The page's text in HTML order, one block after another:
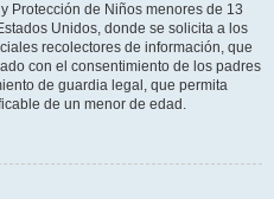
Protección de Niños menores de 13
Unidos, donde se solicita a los
recolectores de información, que
con el consentimiento de los padres
de guardia legal, que permita
de un menor de edad.